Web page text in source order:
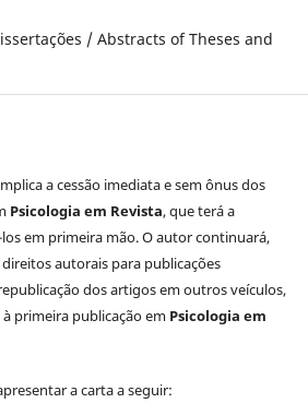
/ Abstracts of Theses and
a cessão imediata e sem ônus dos
Psicologia em Revista, que terá a
em primeira mão. O autor continuará,
autorais para publicações
dos artigos em outros veículos,
primeira publicação em Psicologia em
a carta a seguir: